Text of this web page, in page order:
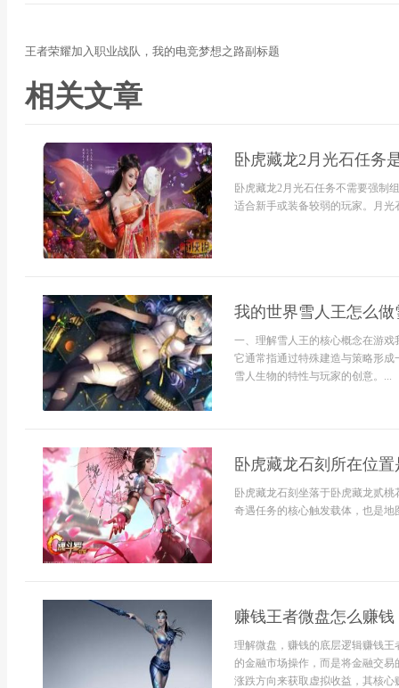
王者荣耀加入职业战队，我的电竞梦想之路副标题
相关文章
卧虎藏龙2月光石任务
卧虎藏龙2月光石任务不需要强制
适合新手或装备较弱的玩家。月
我的世界雪人王怎么
一、理解雪人王的核心概念在游
它通常指通过特殊建造与策略形
雪人生物的特性与玩家的创意。...
卧虎藏龙石刻所在位
卧虎藏龙石刻坐落于卧虎藏龙贰
奇遇任务的核心触发载体，也是地
赚钱王者微盘怎么赚
理解微盘，赚钱的底层逻辑赚钱
的金融市场操作，而是将金融交
涨跌方向来获取虚拟收益，其核